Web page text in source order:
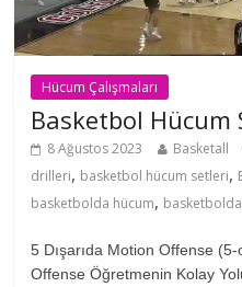
Hücum Çalışmaları
Basketbol Hücum
8 Ağustos 2023 Basketall
drilleri, basketbol hücum setleri,
basketbolda hücum,
5 Dışarıda Motion Offense
Offense Öğretmenin Kolay